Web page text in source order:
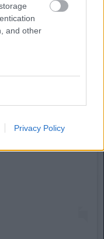
and other
Privacy Policy